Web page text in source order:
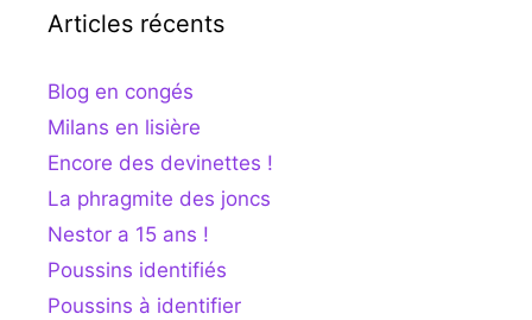
Articles récents
Blog en congés
Milans en lisière
Encore des devinettes !
La phragmite des joncs
Nestor a 15 ans !
Poussins identifiés
Poussins à identifier